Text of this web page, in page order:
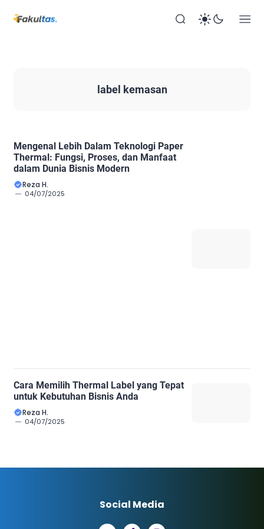
label kemasan
Mengenal Lebih Dalam Teknologi Paper
Thermal: Fungsi, Proses, dan Manfaat
dalam Dunia Bisnis Modern
Reza H.
04/07/2025
Cara Memilih Thermal Label yang Tepat
untuk Kebutuhan Bisnis Anda
Reza H.
04/07/2025
Social Media